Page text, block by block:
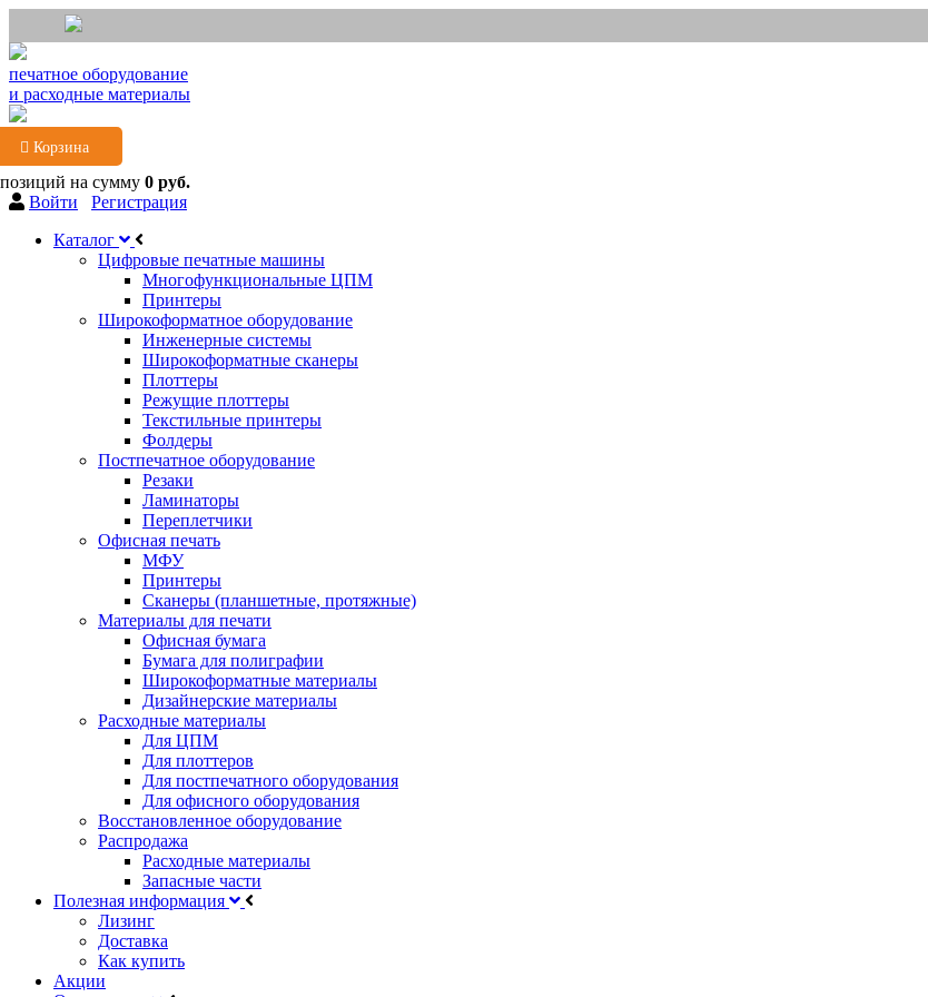
печатное оборудование
и расходные материалы
Корзина
на сумму 0 руб.
Войти
Регистрация
Каталог
Цифровые печатные машины
Многофункциональные ЦПМ
Принтеры
Широкоформатное оборудование
Инженерные системы
Широкоформатные сканеры
Плоттеры
Режущие плоттеры
Текстильные принтеры
Фолдеры
Постпечатное оборудование
Резаки
Ламинаторы
Переплетчики
Офисная печать
МФУ
Принтеры
Сканеры (планшетные, протяжные)
Материалы для печати
Офисная бумага
Бумага для полиграфии
Широкоформатные материалы
Дизайнерские материалы
Расходные материалы
Для ЦПМ
Для плоттеров
Для постпечатного оборудования
Для офисного оборудования
Восстановленное оборудование
Распродажа
Расходные материалы
Запасные части
Полезная информация
Лизинг
Доставка
Как купить
Акции